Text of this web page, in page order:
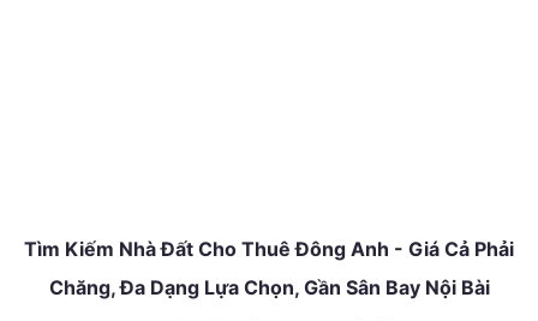
Tìm Kiếm Nhà Đất Cho Thuê Đông Anh - Giá Cả Phải
Chăng, Đa Dạng Lựa Chọn, Gần Sân Bay Nội Bài